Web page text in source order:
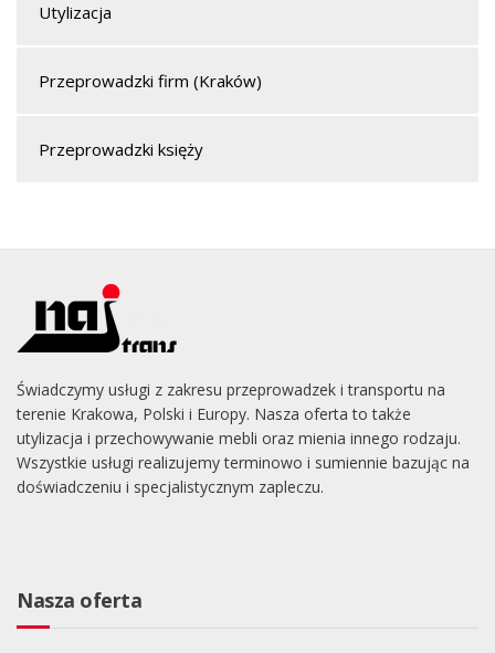
Utylizacja
Przeprowadzki firm (Kraków)
Przeprowadzki księży
Świadczymy usługi z zakresu przeprowadzek i transportu na
terenie Krakowa, Polski i Europy. Nasza oferta to także
utylizacja i przechowywanie mebli oraz mienia innego rodzaju.
Wszystkie usługi realizujemy terminowo i sumiennie bazując na
doświadczeniu i specjalistycznym zapleczu.
Nasza oferta